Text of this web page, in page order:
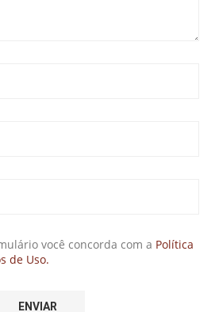
você concorda com a Política
de Uso.